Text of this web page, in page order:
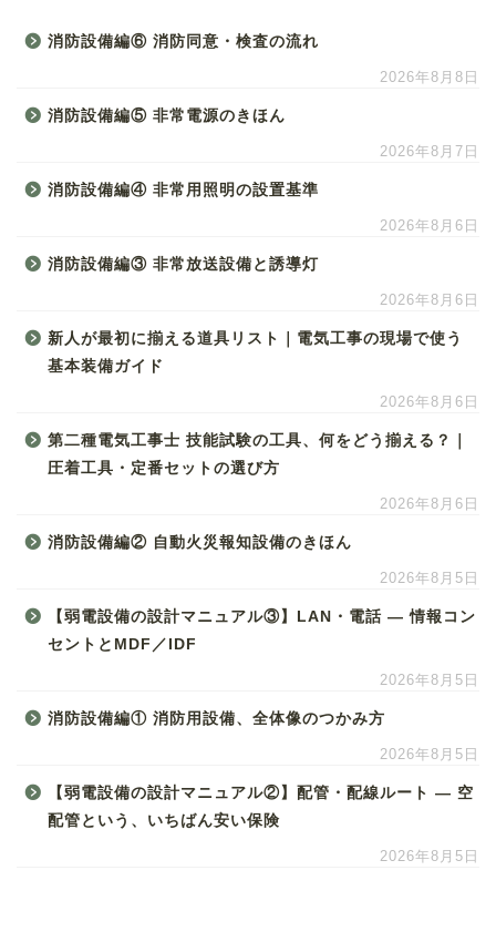
消防設備編⑥ 消防同意・検査の流れ
2026年8月8日
消防設備編⑤ 非常電源のきほん
2026年8月7日
消防設備編④ 非常用照明の設置基準
2026年8月6日
消防設備編③ 非常放送設備と誘導灯
2026年8月6日
新人が最初に揃える道具リスト｜電気工事の現場で使う
基本装備ガイド
2026年8月6日
第二種電気工事士 技能試験の工具、何をどう揃える？｜
圧着工具・定番セットの選び方
2026年8月6日
消防設備編② 自動火災報知設備のきほん
2026年8月5日
【弱電設備の設計マニュアル③】LAN・電話 ― 情報コン
セントとMDF／IDF
2026年8月5日
消防設備編① 消防用設備、全体像のつかみ方
2026年8月5日
【弱電設備の設計マニュアル②】配管・配線ルート ― 空
配管という、いちばん安い保険
2026年8月5日